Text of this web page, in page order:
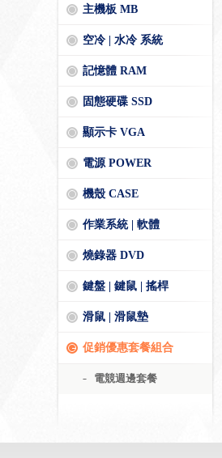
主機板 MB
空冷 | 水冷 系統
記憶體 RAM
固態硬碟 SSD
顯示卡 VGA
電源 POWER
機殼 CASE
作業系統 | 軟體
燒錄器 DVD
鍵盤 | 鍵鼠 | 搖桿
滑鼠 | 滑鼠墊
促銷優惠套餐組合
電競週邊套餐